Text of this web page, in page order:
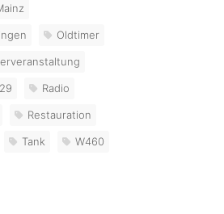
Oldtimer
Radio
Restauration
Tank W460